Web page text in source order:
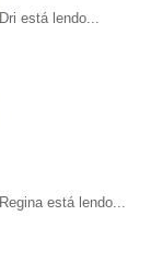
Dri está lendo...
Regina está lendo...